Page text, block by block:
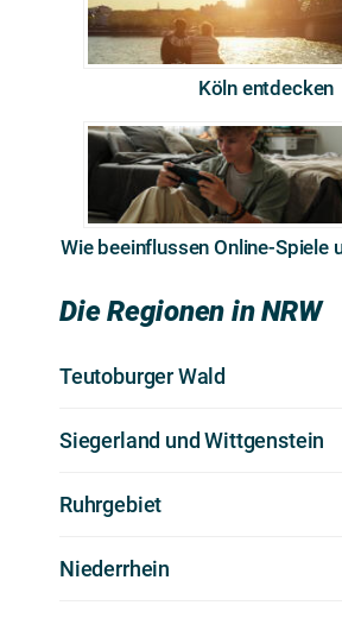
Köln entdecken
Wie beeinflussen Online-Spiele
Die Regionen in NRW
Teutoburger Wald
Siegerland und Wittgenstein
Ruhrgebiet
Niederrhein